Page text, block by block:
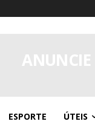
ESPORTE ÚTEIS